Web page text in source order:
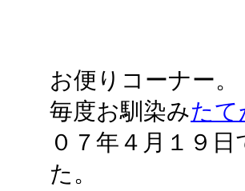
お便りコーナー。
毎度お馴染みたて
０７年４月１９日
た。